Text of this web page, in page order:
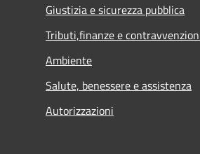
Giustizia e sicurezza pubblica
Tributi,finanze e
Ambiente
Salute, benessere e assistenza
Autorizzazioni